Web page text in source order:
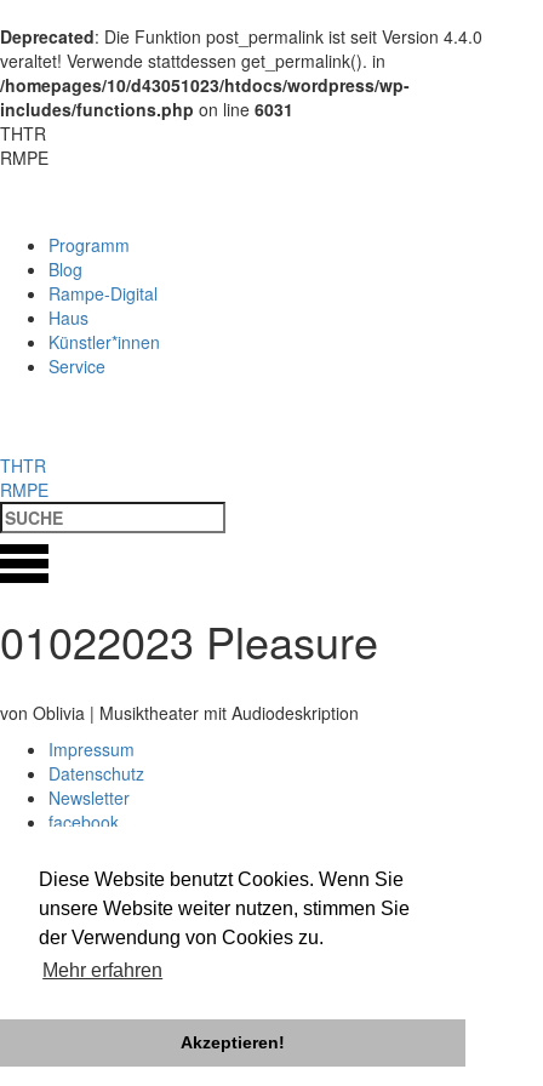
Diese Website benutzt Cookies. Wenn Sie
unsere Website weiter nutzen, stimmen Sie
der Verwendung von Cookies zu.
Mehr erfahren
Akzeptieren!
Deprecated: Die Funktion post_permalink ist seit Version 4.4.0
veraltet! Verwende stattdessen get_permalink(). in
/homepages/10/d43051023/htdocs/wordpress/wp-
includes/functions.php on line 6031
THTR
RMPE
Programm
Blog
Rampe-Digital
Haus
Künstler*innen
Service
THTR
RMPE
01022023 Pleasure
von Oblivia | Musiktheater mit Audiodeskription
Impressum
Datenschutz
Newsletter
facebook
instagram